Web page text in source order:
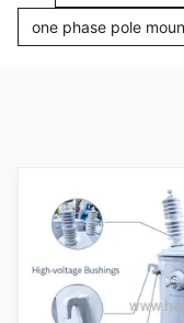
one phase pole